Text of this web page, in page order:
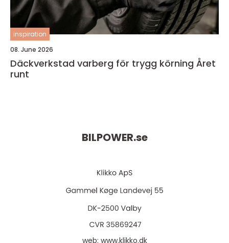
inspiration
08. June 2026
Däckverkstad varberg för trygg körning Året
runt
BILPOWER.se
web: www.klikko.dk